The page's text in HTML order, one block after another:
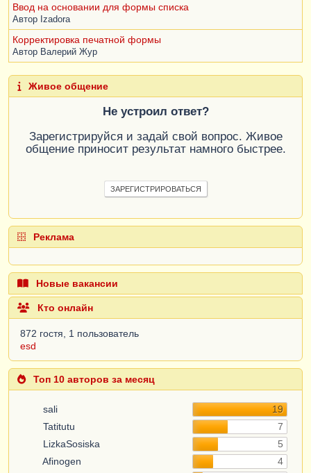
Ввод на основании для формы списка
Автор Izadora
Корректировка печатной формы
Автор Валерий Жур
Живое общение
Не устроил ответ?
Зарегистрируйся и задай свой вопрос. Живое
общение приносит результат намного быстрее.
ЗАРЕГИСТРИРОВАТЬСЯ
Реклама
Новые вакансии
Кто онлайн
872 гостя, 1 пользователь
esd
Топ 10 авторов за месяц
sali
19
Tatitutu
7
LizkaSosiska
5
Afinogen
4